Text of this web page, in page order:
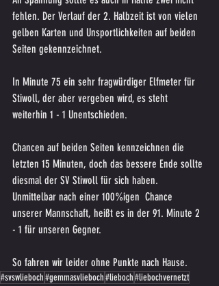
fehlen. Der Verlauf der 2. Halbzeit ist von vielen
gelben Karten und Unsportlichkeiten auf beiden
Seiten gekennzeichnet.
In Minute 75 ein sehr fragwürdiger Elfmeter für
Stiwoll, der aber vergeben wird, es steht
weiterhin 1 - 1 Unentschieden.
Chancen auf beiden Seiten kennzeichnen die
letzten 15 Minuten, doch das bessere Ende sollte
diesmal der SV Stiwoll für sich haben.
Unmittelbar nach einer 100%igen  Chance
unserer Mannschaft, heißt es in der 91. Minute 2
- 1 für unseren Gegner.
So fahren wir leider ohne Punkte nach Hause.
#svswlieboch#gemmasvlieboch#lieboch#liebochvernetzt